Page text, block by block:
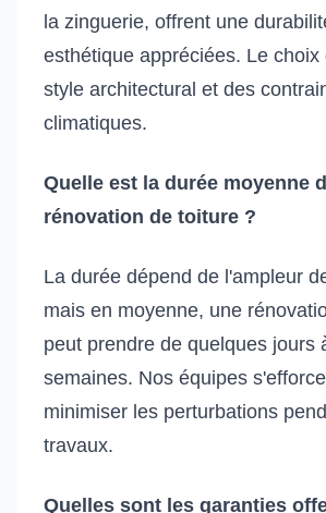
la zinguerie, offrent une
esthétique appréciées. Le choix
style architectural et des
climatiques.
Quelle est la durée moyenne
rénovation de toiture ?
La durée dépend de l'ampleur
mais en moyenne, une
peut prendre de quelques jours
semaines. Nos équipes
minimiser les perturbations
travaux.
Quelles sont les garanties